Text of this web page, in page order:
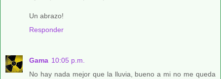
Un abrazo!
Responder
Gama 10:05 p.m.
No hay nada mejor que la lluvia, bueno a mi no me queda